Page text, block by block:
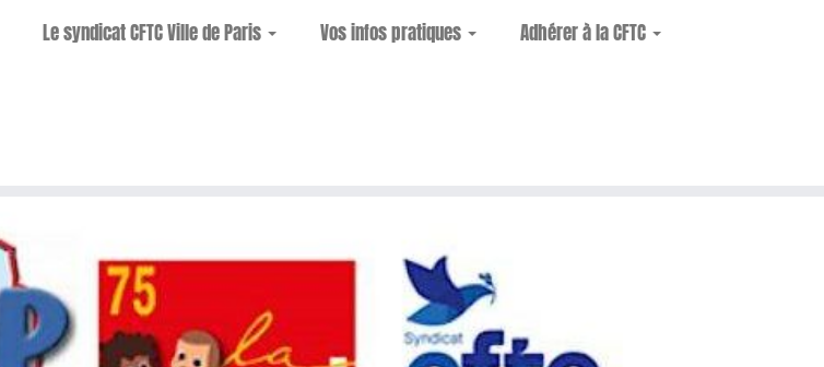
Le syndicat CFTC Ville de Paris Vos infos pratiques
Adhérer à la CFTC